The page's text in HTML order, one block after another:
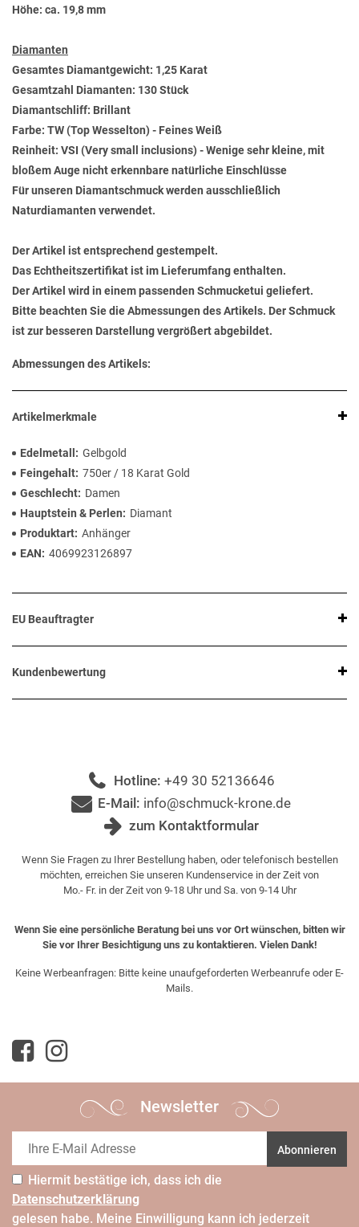
Höhe: ca. 19,8 mm
Diamanten
Gesamtes Diamantgewicht: 1,25 Karat
Gesamtzahl Diamanten: 130 Stück
Diamantschliff: Brillant
Farbe: TW (Top Wesselton) - Feines Weiß
Reinheit: VSI (Very small inclusions) - Wenige sehr kleine, mit
bloßem Auge nicht erkennbare natürliche Einschlüsse
Für unseren Diamantschmuck werden ausschließlich
Naturdiamanten verwendet.
Der Artikel ist entsprechend gestempelt.
Das Echtheitszertifikat ist im Lieferumfang enthalten.
Der Artikel wird in einem passenden Schmucketui geliefert.
Bitte beachten Sie die Abmessungen des Artikels. Der Schmuck
ist zur besseren Darstellung vergrößert abgebildet.
Abmessungen des Artikels:
Artikelmerkmale
Edelmetall
Gelbgold
Feingehalt 750er / 18 Karat Gold
Geschlecht
Damen
Hauptstein & Perlen
Diamant
Produktart Anhänger
EAN
4069923126897
EU Beauftragter
Kundenbewertung
Hotline: +49 30 52136646
E-Mail: info@schmuck-krone.de
zum Kontaktformular
Wenn Sie Fragen zu Ihrer Bestellung haben, oder telefonisch bestellen
möchten, erreichen Sie unseren Kundenservice in der Zeit von
Mo.- Fr. in der Zeit von 9-18 Uhr und Sa. von 9-14 Uhr
Wenn Sie eine persönliche Beratung bei uns vor Ort wünschen, bitten wir
Sie vor Ihrer Besichtigung uns zu kontaktieren. Vielen Dank!
Keine Werbeanfragen: Bitte keine unaufgeforderten Werbeanrufe oder E-
Mails.
Newsletter
Abonnieren
Hiermit bestätige ich, dass ich die
Daten­schutz­erklärung
gelesen habe. Meine Einwilligung kann ich jederzeit